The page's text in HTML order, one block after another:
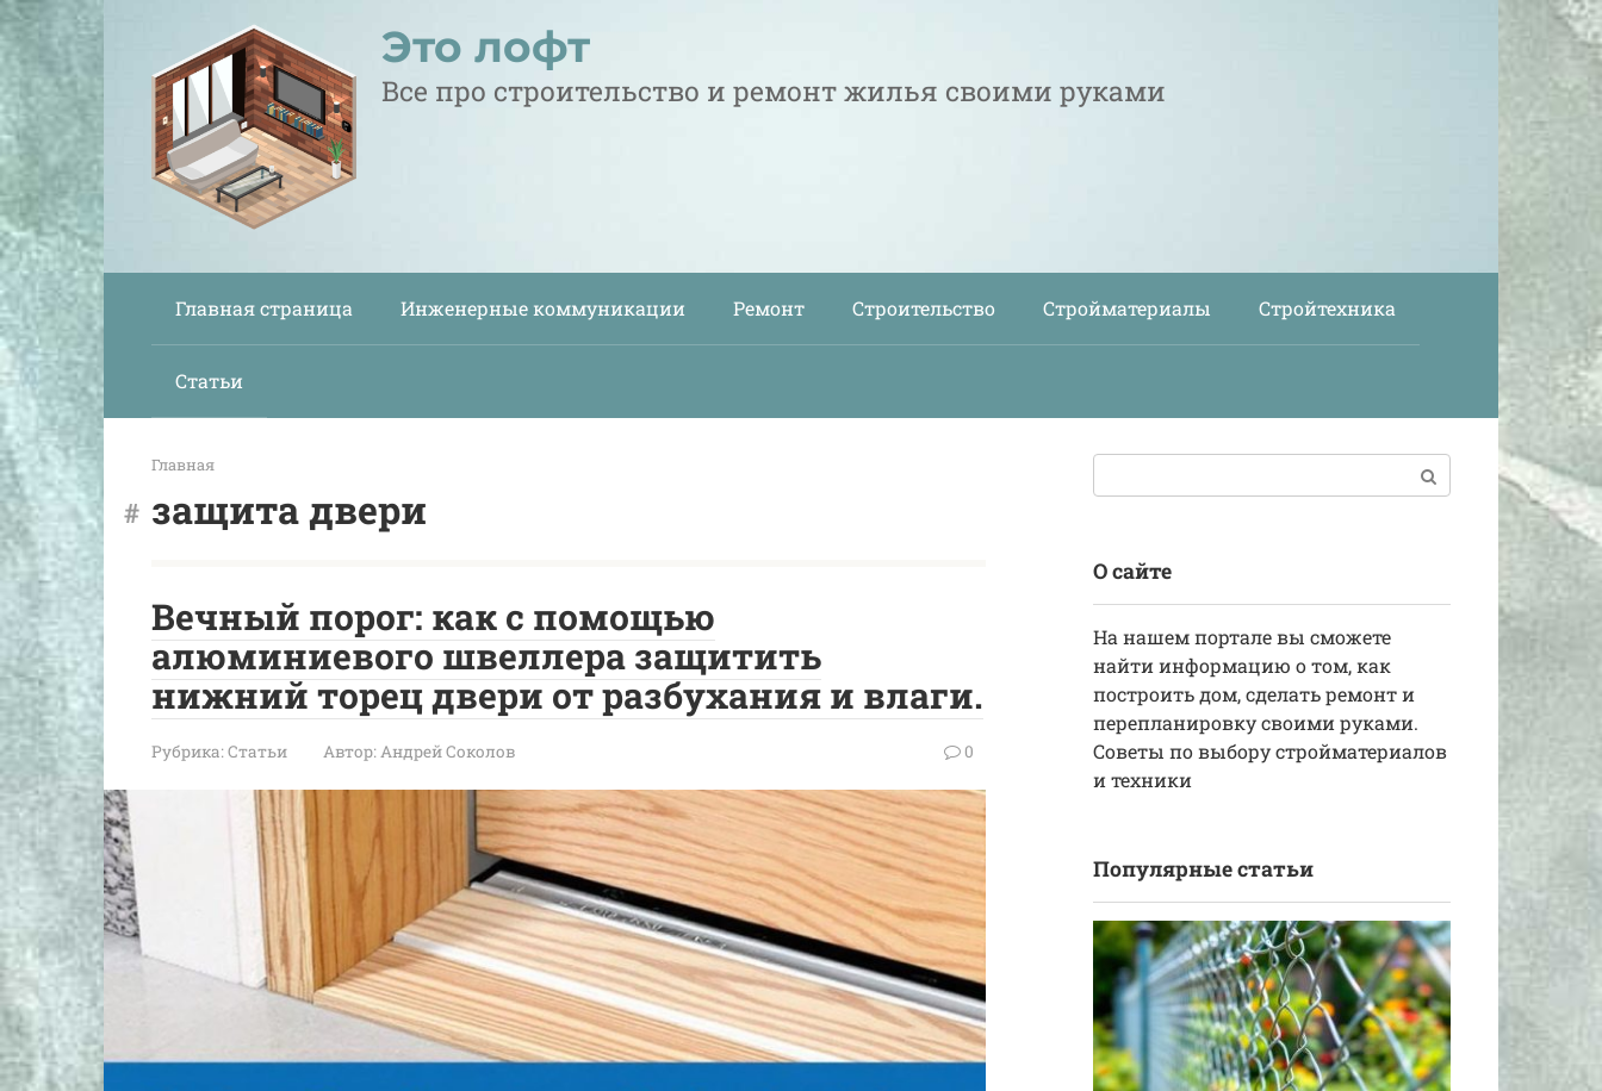
Перейти
к
контенту
Это лофт
Все про строительство и ремонт жилья своими руками
Главная страница Инженерные коммуникации Ремонт Строительство Стройматериалы Стройтехника
Статьи
Главная
защита двери
Вечный порог: как с помощью
алюминиевого швеллера защитить
нижний торец двери от разбухания и влаги.
Рубрика:Статьи Автор:Андрей Соколов 0
О сайте
На нашем портале вы сможете
найти информацию о том, как
построить дом, сделать ремонт и
перепланировку своими руками.
Советы по выбору стройматериалов
и техники
Популярные статьи